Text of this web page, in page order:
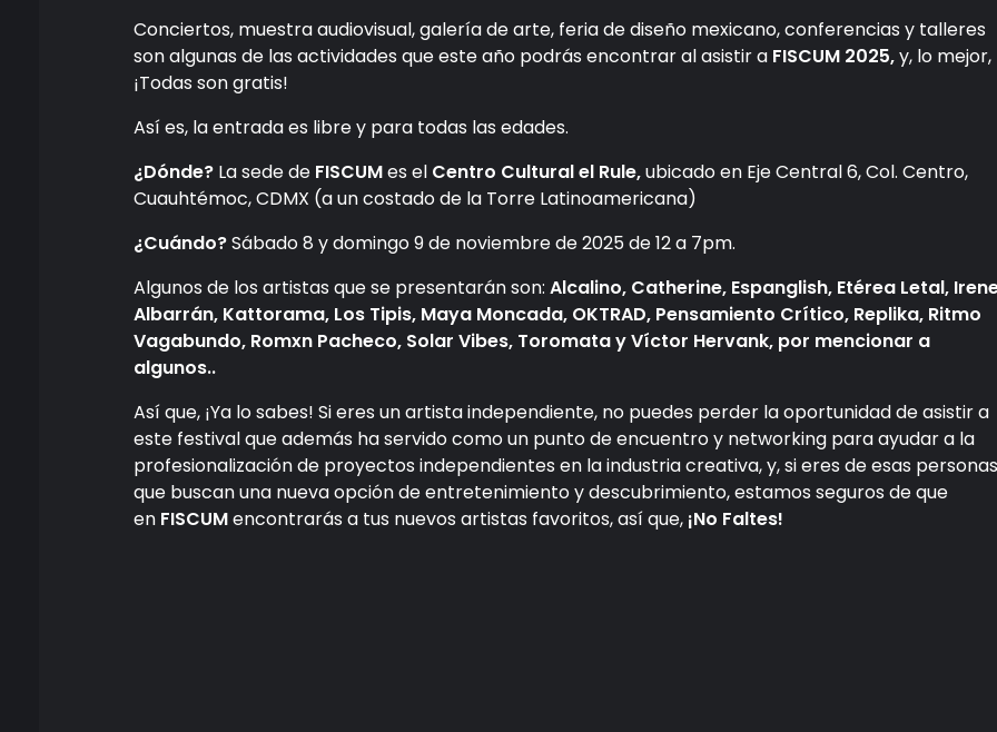
Conciertos, muestra audiovisual, galería de arte, feria de diseño mexicano, conferencias y talleres
son algunas de las actividades que este año podrás encontrar al asistir a FISCUM 2025,y, lo mejor,
¡Todas son gratis!
Así es, la entrada es libre y para todas las edades.
¿Dónde? La sede de FISCUMes el Centro Cultural el Rule,ubicado en Eje Central 6, Col. Centro,
Cuauhtémoc, CDMX (a un costado de la Torre Latinoamericana)
¿Cuándo?Sábado 8 y domingo 9 de noviembre de 2025 de 12 a 7pm.
Algunos de los artistas que se presentarán son: Alcalino, Catherine, Espanglish, Etérea Letal,
Albarrán, Kattorama, Los Tipis, Maya Moncada, OKTRAD, Pensamiento Crítico, Replika, Ritmo
Vagabundo, Romxn Pacheco, Solar Vibes, Toromata y Víctor Hervank, por mencionar a
algunos..
Así que, ¡Ya lo sabes! Si eres un artista independiente, no puedes perder la oportunidad de asistir a
este festival que además ha servido como un punto de encuentro y networking para ayudar a la
profesionalización de proyectos independientes en la industria creativa, y, si eres de esas personas
que buscan una nueva opción de entretenimiento y descubrimiento, estamos seguros de que
en FISCUMencontrarás a tus nuevos artistas favoritos, así que, ¡No Faltes!